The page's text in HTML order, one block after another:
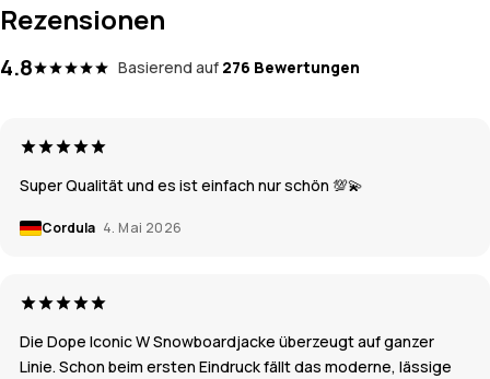
Rezensionen
4.8 Basierend auf 276 Bewertungen
Super Qualität und es ist einfach nur schön 💯💫
Cordula 4. Mai 2026
Die Dope Iconic W Snowboardjacke überzeugt auf ganzer
Linie. Schon beim ersten Eindruck fällt das moderne, lässige